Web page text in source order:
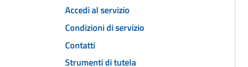
Accedi al servizio
Condizioni di servizio
Contatti
Strumenti di tutela